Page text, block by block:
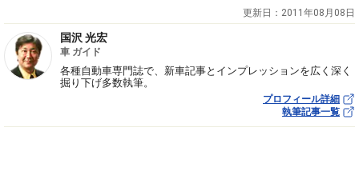
更新日： 2011年08月08日
国沢 光宏
車 ガイド
各種自動車専門誌で、新車記事とインプレッションを広く深く
掘り下げ多数執筆。
プロフィール詳細
執筆記事一覧